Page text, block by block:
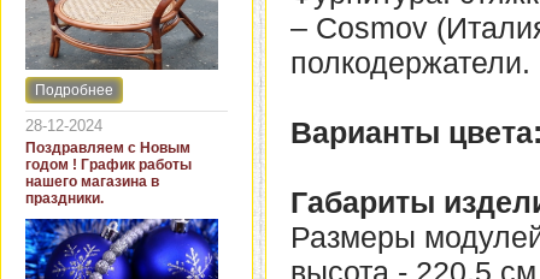
Интернет-магазин "Кровать
и диван" представляет
новинки стульев и кресел
для дачи. В ассортименте
представлены как
бюджетные модели из
пластика для дачи, так и
кресла для загородных
домов из натурального и
искусственного ротанга.
Подробнее
28-12-2024
Поздравляем с Новым
годом ! График работы
нашего магазина в
праздники.
– Cosmov
полкодержатели.
Варианты
Габариты
Размеры
высота - 220,5 см